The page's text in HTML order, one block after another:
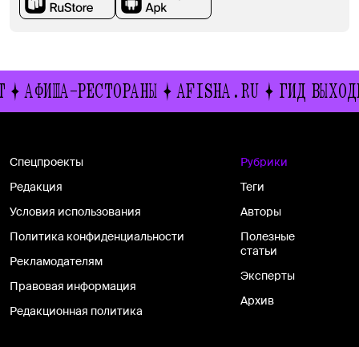
РЕСТОРАНЫ AFISHA.RU ГИД ВЫХОДНОГО
Спецпроекты
Редакция
Условия использования
Политика конфиденциальности
Рекламодателям
Правовая информация
Редакционная политика
Рубрики
Теги
Авторы
Полезные
статьи
Эксперты
Архив